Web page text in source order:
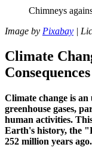
Chimneys
Image by Pixabay |
Climate
Consequences
Climate change is an
greenhouse gases,
human activities.
Earth's history, the "
252 million years ago.